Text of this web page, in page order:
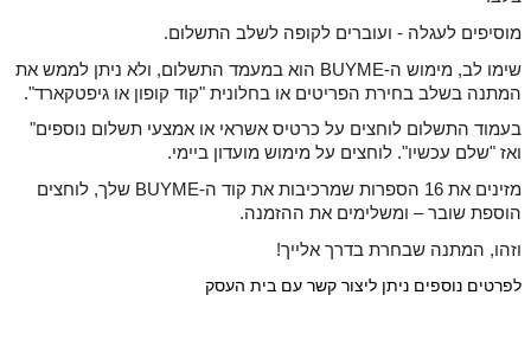
מוסיפים לעגלה - ועוברים לקופה לשלב התשלום.
שימו לב, מימוש ה-BUYME הוא במעמד התשלום, ולא ניתן לממש את
המתנה בשלב בחירת הפריטים או בחלונית "קוד קופון או גיפטקארד".
בעמוד התשלום לוחצים על כרטיס אשראי או אמצעי תשלום נוספים"
ואז "שלם עכשיו". לוחצים על מימוש מועדון ביימי.
מזינים את 16 הספרות שמרכיבות את קוד ה-BUYME שלך, לוחצים
הוספת שובר– ומשלימים את ההזמנה.
וזהו, המתנה שבחרת בדרך אלייך!
לפרטים נוספים ניתן ליצור קשר עם בית העסק